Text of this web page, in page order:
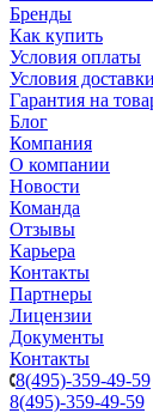
Бренды
Как купить
Условия оплаты
Условия доставки
Гарантия на
Блог
Компания
О компании
Новости
Команда
Отзывы
Карьера
Контакты
Партнеры
Лицензии
Документы
Контакты
8(495)-359-49-59
8(495)-359-49-59